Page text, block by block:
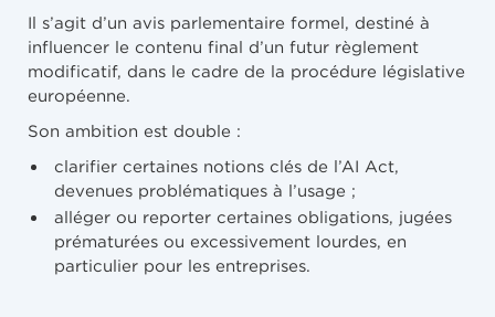
Il s’agit d’un avis parlementaire formel, destiné à
influencer le contenu final d’un futur règlement
modificatif, dans le cadre de la procédure législative
européenne.
Son ambition est double :
clarifier certaines notions clés de l’AI Act,
devenues problématiques à l’usage ;
alléger ou reporter certaines obligations, jugées
prématurées ou excessivement lourdes, en
particulier pour les entreprises.